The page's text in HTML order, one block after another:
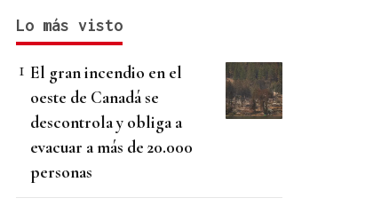
Lo más visto
El gran incendio en el
oeste de Canadá se
descontrola y obliga a
evacuar a más de 20.000
personas